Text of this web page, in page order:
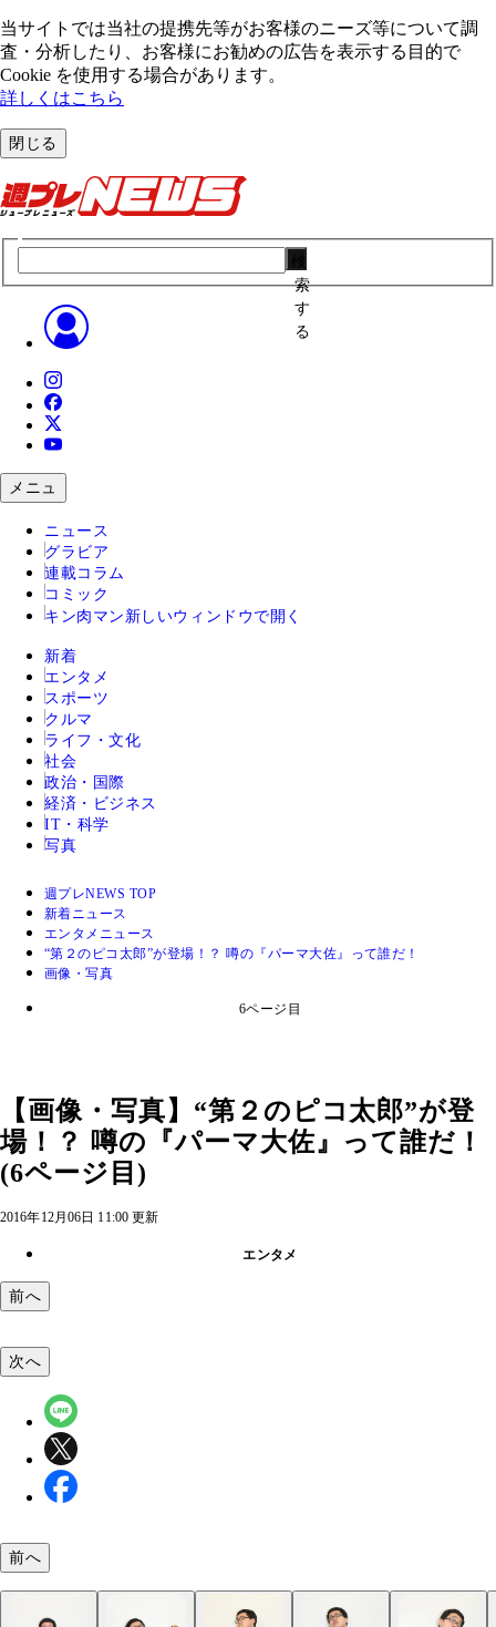
当サイトでは当社の提携先等がお客様のニーズ等について調
査・分析したり、お客様にお勧めの広告を表⽰する⽬的で
Cookie を使⽤する場合があります。
詳しくはこちら
閉じる
索
す
る
メニュ
ニュース
グラビア
連載コラム
コミック
キン肉マン 新しいウィンドウで開く
新着
エンタメ
スポーツ
クルマ
ライフ・文化
社会
政治・国際
経済・ビジネス
IT・科学
写真
週プレNEWS TOP
新着ニュース
エンタメニュース
“第２のピコ太郎”が登場！？ 噂の『パーマ大佐』って誰だ！
画像・写真
6ページ目
【画像・写真】“第２のピコ太郎”が登
場！？ 噂の『パーマ大佐』って誰だ！
(6ページ目)
2016年12月06日 11:00 更新
エンタメ
前へ
次へ
前へ